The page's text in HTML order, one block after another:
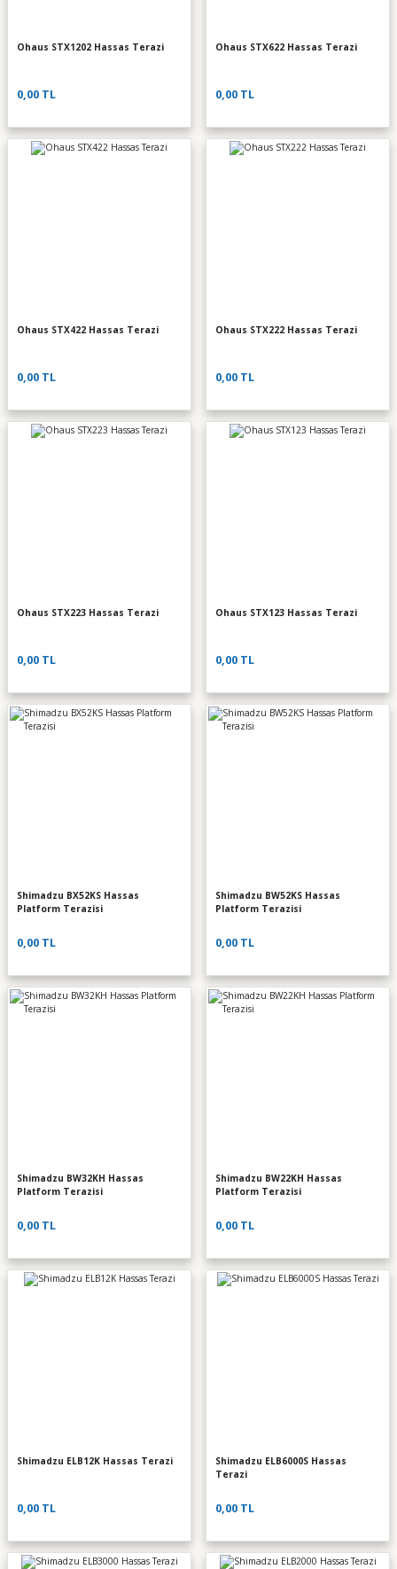
Ohaus STX1202 Hassas Terazi
0,00 TL
Ohaus STX622 Hassas Terazi
0,00 TL
Ohaus STX422 Hassas Terazi
0,00 TL
Ohaus STX222 Hassas Terazi
0,00 TL
Ohaus STX223 Hassas Terazi
0,00 TL
Ohaus STX123 Hassas Terazi
0,00 TL
Shimadzu BX52KS Hassas
Platform Terazisi
0,00 TL
Shimadzu BW52KS Hassas
Platform Terazisi
0,00 TL
Shimadzu BW32KH Hassas
Platform Terazisi
0,00 TL
Shimadzu BW22KH Hassas
Platform Terazisi
0,00 TL
Shimadzu ELB12K Hassas Terazi
0,00 TL
Shimadzu ELB6000S Hassas
Terazi
0,00 TL